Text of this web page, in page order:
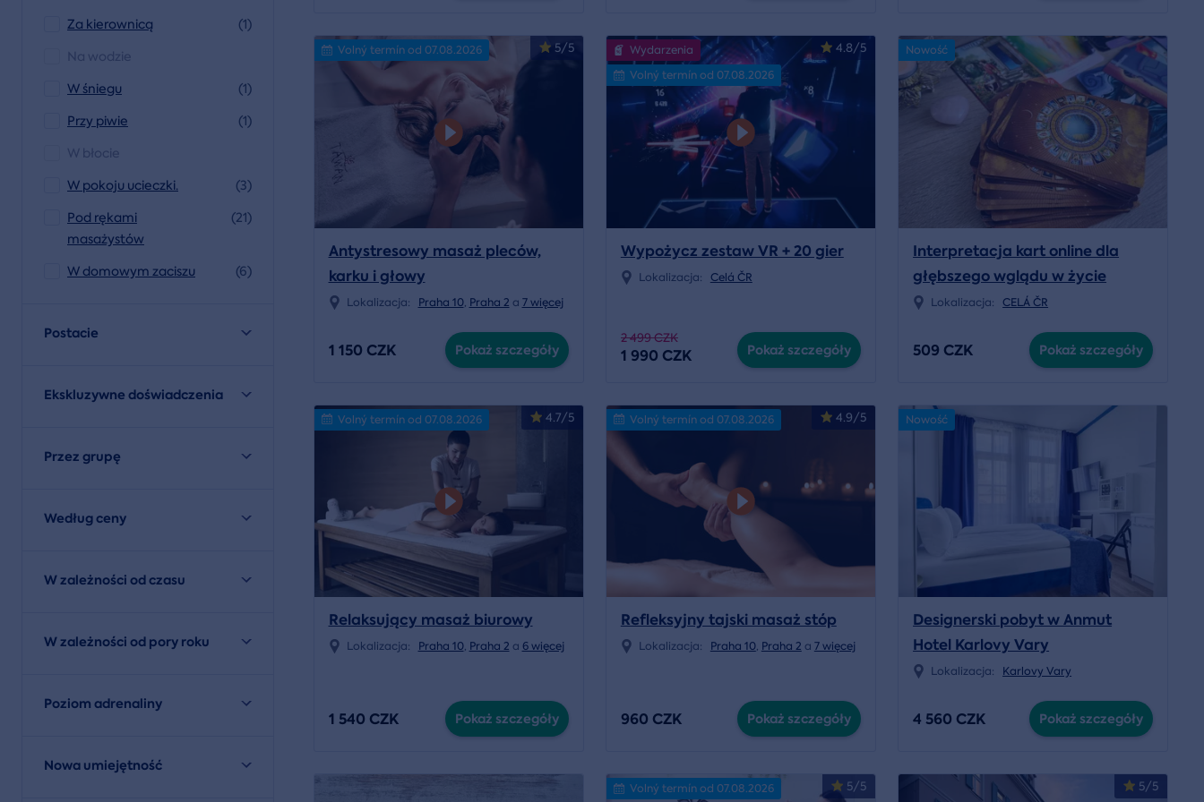
Za kierownicą
(1)
Na wodzie
W śniegu
(1)
Przy piwie
(1)
W błocie
W pokoju ucieczki.
(3)
Pod rękami
masażystów
(21)
W domowym zaciszu (6)
Postacie
Ekskluzywne doświadczenia
Przez grupę
Według ceny
W zależności od czasu
W zależności od pory roku
Poziom adrenaliny
Nowa umiejętność
5/5
Volný termín od 07.08.2026
Antystresowy masaż pleców,
karku i głowy
Lokalizacja: Praha 10, Praha 2 a 7 więcej
1 150 CZK Pokaż szczegóły
4.8/5
Wydarzenia
Volný termín od 07.08.2026
Wypożycz zestaw VR + 20 gier
Lokalizacja: Celá ČR
2 499 CZK
1 990 CZK Pokaż szczegóły
Nowość
Interpretacja kart online dla
głębszego wglądu w życie
Lokalizacja: CELÁ ČR
509 CZK Pokaż szczegóły
4.7/5
Volný termín od 07.08.2026
Relaksujący masaż biurowy
Lokalizacja: Praha 10, Praha 2 a 6 więcej
1 540 CZK Pokaż szczegóły
4.9/5
Volný termín od 07.08.2026
Refleksyjny tajski masaż stóp
Lokalizacja: Praha 10, Praha 2 a 7 więcej
960 CZK Pokaż szczegóły
Nowość
Designerski pobyt w Anmut
Hotel Karlovy Vary
Lokalizacja: Karlovy Vary
4 560 CZK Pokaż szczegóły
5/5
Volný termín od 07.08.2026 5/5